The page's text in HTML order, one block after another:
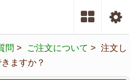
問 > ご注文について > 注文し
ますか？